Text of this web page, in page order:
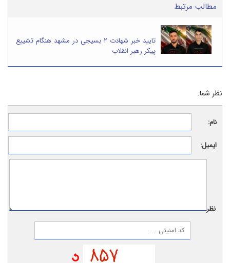
مطالب مرتبط
تایید خبر شهادت ۲ بسیجی در مشهد هنگام تشییع
پیکر رهبر انقلاب
نظر شما:
نام:
ایمیل:
نظر: